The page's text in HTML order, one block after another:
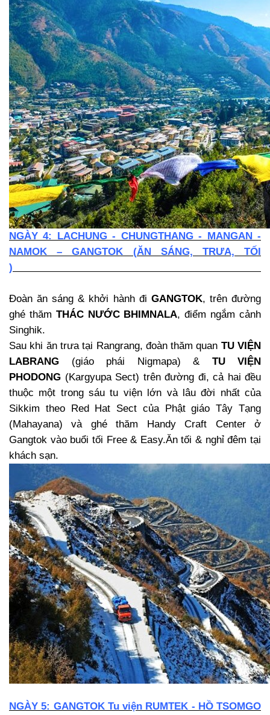
NGÀY 4: LACHUNG - CHUNGTHANG - MANGAN -
NAMOK – GANGTOK (ĂN SÁNG, TRƯA, TỐI
)
Đoàn ăn sáng & khởi hành đi GANGTOK, trên đường
ghé thăm THÁC NƯỚC BHIMNALA, điểm ngắm cảnh
Singhik.
Sau khi ăn trưa tại Rangrang, đoàn thăm quan TU VIỆN
LABRANG (giáo phái Nigmapa) & TU VIỆN
PHODONG (Kargyupa Sect) trên đường đi, cả hai đều
thuộc một trong sáu tu viện lớn và lâu đời nhất của
Sikkim theo Red Hat Sect của Phật giáo Tây Tạng
(Mahayana) và ghé thăm Handy Craft Center ở
Gangtok vào buổi tối Free & Easy.Ăn tối & nghỉ đêm tại
khách sạn.
NGÀY 5: GANGTOK Tu viện RUMTEK - HỒ TSOMGO